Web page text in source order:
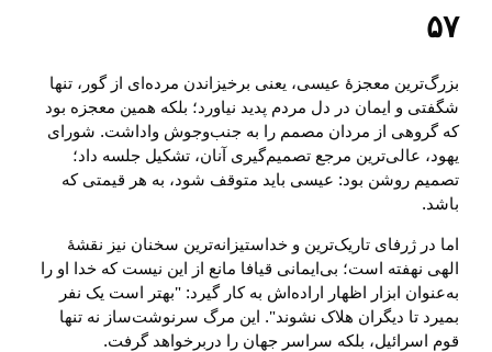
۵۷
بزرگ‌ترین معجزهٔ عیسی، یعنی برخیزاندن مرده‌ای از گور، تنها
شگفتی و ایمان در دل مردم پدید نیاورد؛ بلکه همین معجزه بود
که گروهی از مردان مصمم را به جنب‌وجوش واداشت. شورای
یهود، عالی‌ترین مرجع تصمیم‌گیری آنان، تشکیل جلسه داد؛
تصمیم روشن بود: عیسی باید متوقف شود، به هر قیمتی که
باشد.
اما در ژرفای تاریک‌ترین و خداستیزانه‌ترین سخنان نیز نقشهٔ
الهی نهفته است؛ بی‌ایمانی قیافا مانع از این نیست که خدا او را
به‌عنوان ابزار اظهار اراده‌اش به کار گیرد: "بهتر است یک نفر
بمیرد تا دیگران هلاک نشوند". این مرگ سرنوشت‌ساز نه تنها
قوم اسرائیل، بلکه سراسر جهان را دربرخواهد گرفت.